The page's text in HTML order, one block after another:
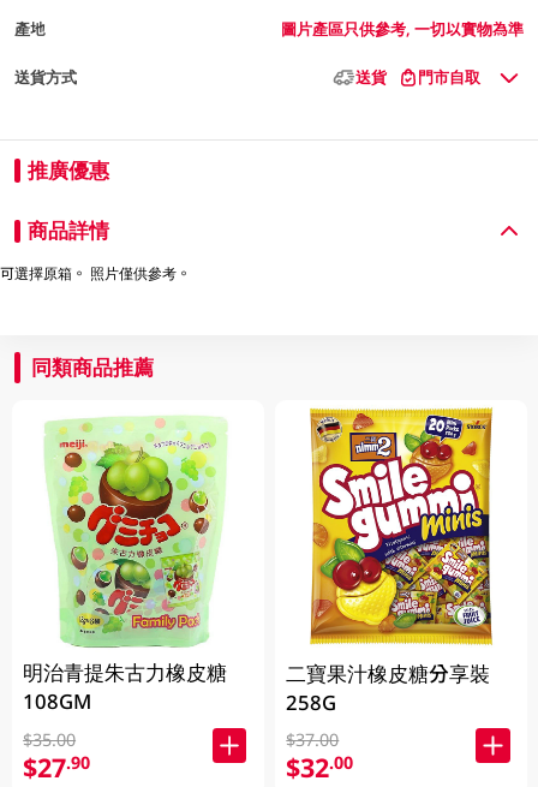
產地 圖片產區只供參考, 一切以實物為準
送貨方式 送貨 門市自取
推廣優惠
商品詳情
可選擇原箱。 照片僅供參考。
同類商品推薦
明治青提朱古力橡皮糖
108GM
$35.00
$27.90
二寶果汁橡皮糖分享裝
258G
$37.00
$32.00